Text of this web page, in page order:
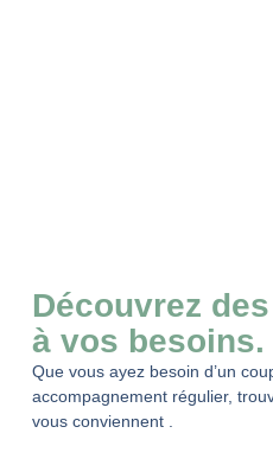
Découvrez
à vos besoins.
Que vous ayez besoin d’un
accompagnement régulier,
vous conviennent .